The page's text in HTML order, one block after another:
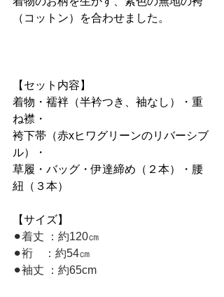
（コットン）を合わせました。
【セット内容】
着物・襦袢（半衿つき、袖なし）・重
ね襟・
袴下帯（赤xヒワグリーンのリバーシブ
ル）・
草履・バッグ・伊達締め（２本）・腰
紐（３本）
【サイズ】
⚫︎着丈 ：約120㎝
⚫︎裄    ：約54㎝
⚫︎袖丈 ：約65cm